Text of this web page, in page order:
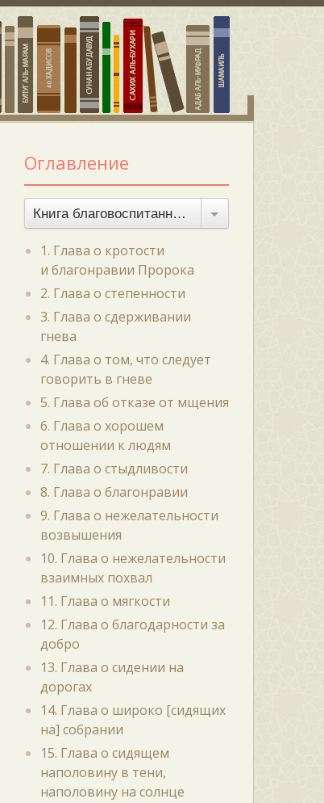
Оглавление
Книга благовоспитанности
1. Глава о кротости
и благонравии Пророка
2. Глава о степенности
3. Глава о сдерживании
гнева
4. Глава о том, что следует
говорить в гневе
5. Глава об отказе от мщения
6. Глава о хорошем
отношении к людям
7. Глава о стыдливости
8. Глава о благонравии
9. Глава о нежелательности
возвышения
10. Глава о нежелательности
взаимных похвал
11. Глава о мягкости
12. Глава о благодарности за
добро
13. Глава о сидении на
дорогах
14. Глава о широко [сидящих
на] собрании
15. Глава о сидящем
наполовину в тени,
наполовину на солнце